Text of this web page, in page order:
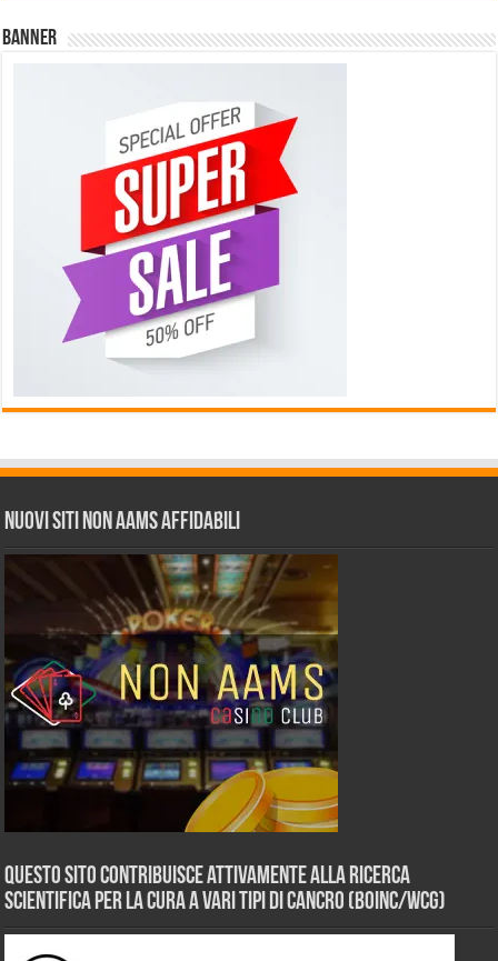
Banner
Nuovi siti non AAMS affidabili
Questo sito contribuisce attivamente alla ricerca
scientifica per la cura a vari tipi di Cancro (BOINC/WCG)